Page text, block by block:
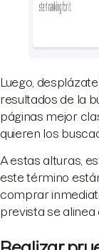
Luego,
resultados de la
páginas mejor
quieren los
A estas alturas,
este término
comprar
prevista se alinea